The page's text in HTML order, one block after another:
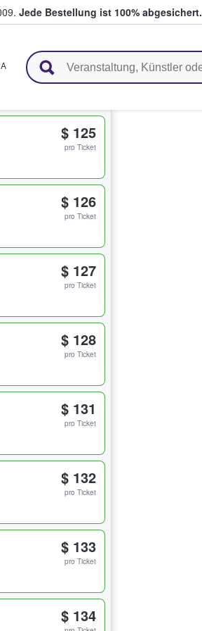
Jede Bestellung ist 100% abgesichert.
$ 125
pro Ticket
$ 126
pro Ticket
$ 127
pro Ticket
$ 128
pro Ticket
$ 131
pro Ticket
$ 132
pro Ticket
$ 133
pro Ticket
$ 134